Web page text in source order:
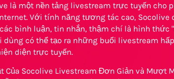
là một nền tảng livestream trực tuyến cho
Với tính năng tương tác cao,
bình luận, tin nhắn, thậm chí là hình thức
dùng có thể tạo ra những buổi livestream
diện trực tuyến.
Của Socolive Livestream Đơn Giản và Mượt